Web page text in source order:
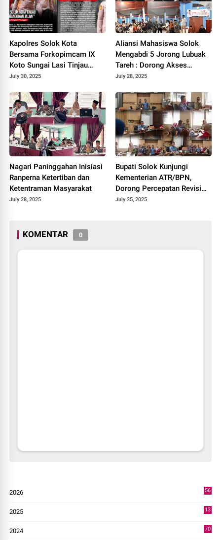
Kapolres Solok Kota
Bersama Forkopimcam IX
Koto Sungai Lasi Tinjau
Pembangunan Jalan Menuju
July 30, 2025
Aliansi Mahasiswa Solok
Mengabdi 5 Jorong Lubuak
Tareh : Dorong Akses
Kesehatan, Pendidikan, dan
July 28, 2025
Nagari Paninggahan Inisiasi
Ranperna Ketertiban dan
Ketentraman Masyarakat
July 28, 2025
Bupati Solok Kunjungi
Kementerian ATR/BPN,
Dorong Percepatan Revisi
Perda RTRW Kabupaten
July 25, 2025
KOMENTAR 0
2026
56
2025
13
2024
70